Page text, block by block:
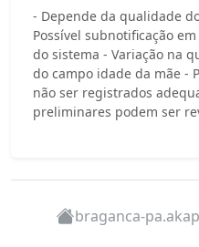
- Depende da qualidade
Possível subnotificação
do sistema - Variação na
do campo idade da mãe -
não ser registrados
preliminares podem ser
braganca-